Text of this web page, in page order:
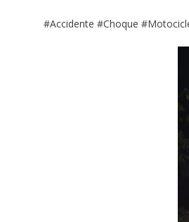
#Accidente #Choque